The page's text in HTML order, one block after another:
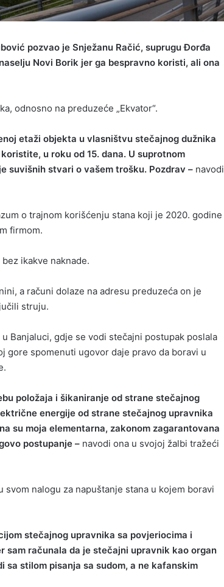
pozvao je Snježanu Račić, suprugu Đorđa
Novi Borik jer ga bespravno koristi, ali ona
odnosno na preduzeće „Ekvator“.
etaži objekta u vlasništvu stečajnog dužnika
u roku od 15. dana. U suprotnom
suvišnih stvari o vašem trošku. Pozdrav – navodi
o trajnom korišćenju stana koji je 2020. godine
firmom.
ikakve naknade.
a računi dolaze na adresu preduzeća on je
struju.
Banjaluci, gdje se vodi stečajni postupak poslala
gore spomenuti ugovor daje pravo da boravi u
položaja i šikaniranje od strane stečajnog
energije od strane stečajnog upravnika
su moja elementarna, zakonom zagarantovana
postupanje – navodi ona u svojoj žalbi tražeći
nalogu za napuštanje stana u kojem boravi
stečajnog upravnika sa povjeriocima i
sam računala da je stečajni upravnik kao organ
stilom pisanja sa sudom, a ne kafanskim